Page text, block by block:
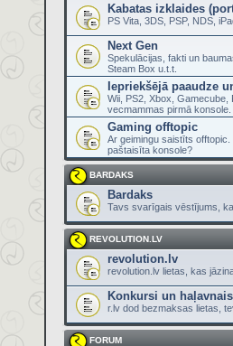
Kabatas izklaides
PS Vita, 3DS, PSP, NDS,
Next Gen
Spekulācijas, fakti un
Steam Box u.t.t.
Iepriekšējā paaudze
Wii, PS2, Xbox, Gamecube,
vecmammas pirmā konsole.
Gaming offtopic
Ar geimingu saistīts
paštaisīta konsole?
BARDAKS
Bardaks
Tavs svarīgais vēstījums,
REVOLUTION.LV
revolution.lv
revolution.lv lietas, kas
Konkursi un
r.lv dod bezmaksas lietas,
FORUM